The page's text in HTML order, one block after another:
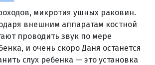
микротия ушных раковин.
внешним аппаратам костной
проводить звук по мере
и очень скоро Даня останется
слух ребенка — это установка